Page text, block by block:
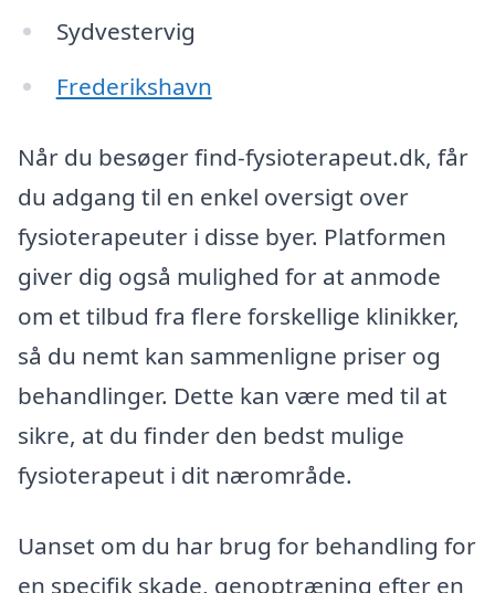
Sydvestervig
Frederikshavn
Når du besøger find-fysioterapeut.dk, får
du adgang til en enkel oversigt over
fysioterapeuter i disse byer. Platformen
giver dig også mulighed for at anmode
om et tilbud fra flere forskellige klinikker,
så du nemt kan sammenligne priser og
behandlinger. Dette kan være med til at
sikre, at du finder den bedst mulige
fysioterapeut i dit nærområde.
Uanset om du har brug for behandling for
en specifik skade, genoptræning efter en